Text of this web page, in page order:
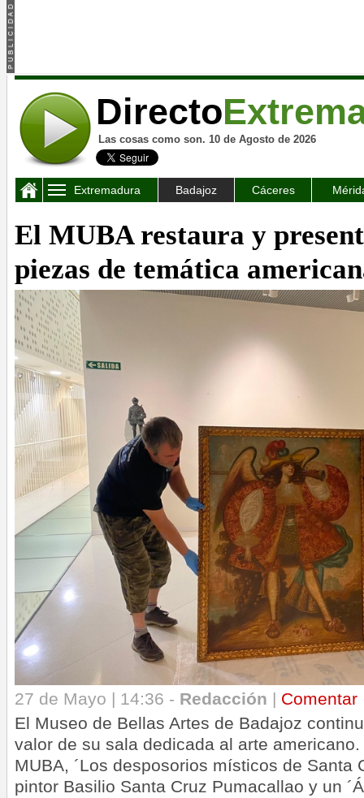
Directo
Las cosas como son. 10 de Agosto de 2026
Extremadura Badajoz Cáceres
El MUBA restaura y
piezas de temática
27 de Mayo | 14:36 - Redacción | Comentar
El Museo de Bellas Artes de Badajoz
valor de su sala dedicada al arte
MUBA, ´Los desposorios místicos de Santa
pintor Basilio Santa Cruz Pumacallao y un